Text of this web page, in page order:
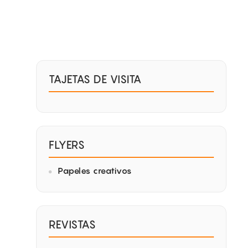
TAJETAS DE VISITA
FLYERS
Papeles creativos
REVISTAS